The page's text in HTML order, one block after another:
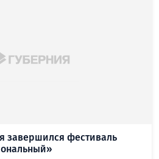
завершился фестиваль